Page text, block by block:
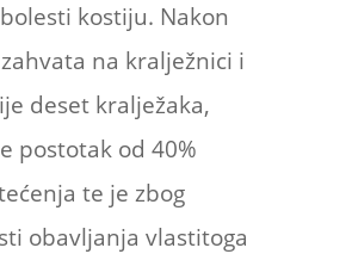
kostiju. Nakon
na kralježnici i
deset kralježaka,
postotak od 40%
te je zbog
obavljanja vlastitoga